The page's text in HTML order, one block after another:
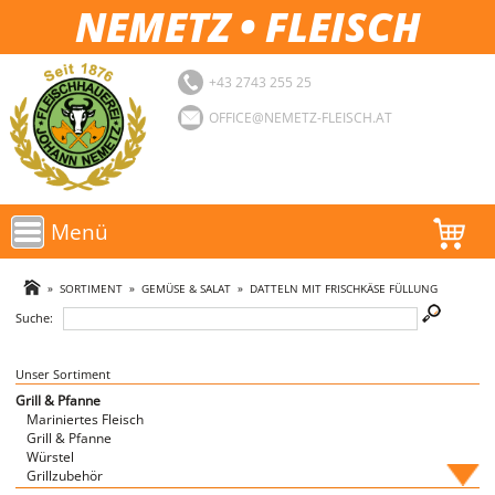
NEMETZ • FLEISCH
+43 2743 255 25
OFFICE@NEMETZ-FLEISCH.AT
Menü
AKTIONEN
SORTIMENT
LOGIN
FAVORITEN
» SORTIMENT» GEMÜSE & SALAT» DATTELN MIT FRISCHKÄSE FÜLLUNG
Suche:
Unser Sortiment
Grill & Pfanne
Mariniertes Fleisch
Grill & Pfanne
Würstel
Grillzubehör